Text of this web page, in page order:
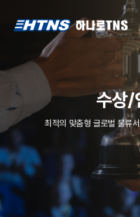
하나로TNS
수상/
최적의 맞춤형 글로벌 물류